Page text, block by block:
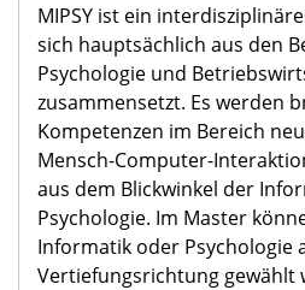
MIPSY ist ein
sich hauptsächlich aus den
Psychologie und
zusammensetzt. Es werden
Kompetenzen im Bereich
Mensch-Computer-
aus dem Blickwinkel der
Psychologie. Im Master
Informatik oder Psychologie
Vertiefungsrichtung gewählt